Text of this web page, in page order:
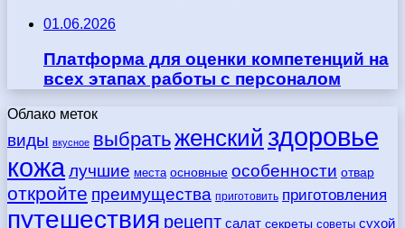
01.06.2026
Платформа для оценки компетенций на
всех этапах работы с персоналом
Облако меток
виды вкусное выбратьженский здоровье
кожалучшие места основные особенности отвар
откройте преимущества приготовить приготовления
путешествия рецепт салат секреты советы сухой